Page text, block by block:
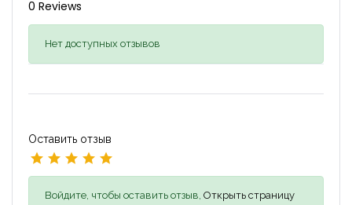
0 Reviews
Нет доступных отзывов
Оставить отзыв
Войдите, чтобы оставить отзыв, Открыть страницу